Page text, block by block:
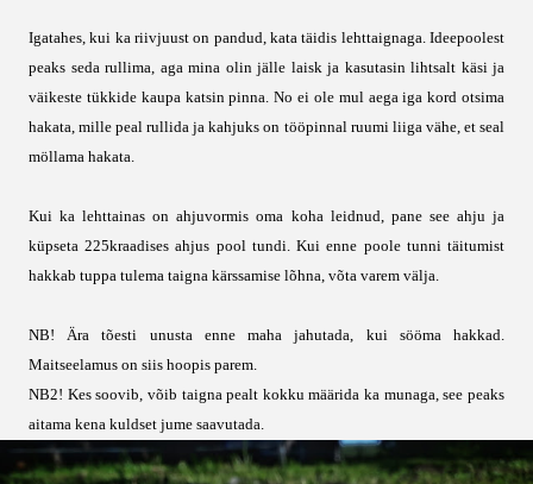
Igatahes, kui ka riivjuust on pandud, kata täidis lehttaignaga. Ideepoolest
peaks seda rullima, aga mina olin jälle laisk ja kasutasin lihtsalt käsi ja
väikeste tükkide kaupa katsin pinna. No ei ole mul aega iga kord otsima
hakata, mille peal rullida ja kahjuks on tööpinnal ruumi liiga vähe, et seal
möllama hakata.
Kui ka lehttainas on ahjuvormis oma koha leidnud, pane see ahju ja
küpseta 225kraadises ahjus pool tundi. Kui enne poole tunni täitumist
hakkab tuppa tulema taigna kärssamise lõhna, võta varem välja.
NB! Ära tõesti unusta enne maha jahutada, kui sööma hakkad.
Maitseelamus on siis hoopis parem.
NB2! Kes soovib, võib taigna pealt kokku määrida ka munaga, see peaks
aitama kena kuldset jume saavutada.